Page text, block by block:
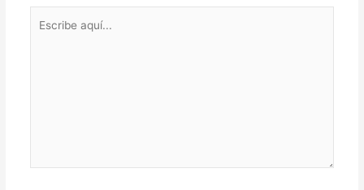
aquí...